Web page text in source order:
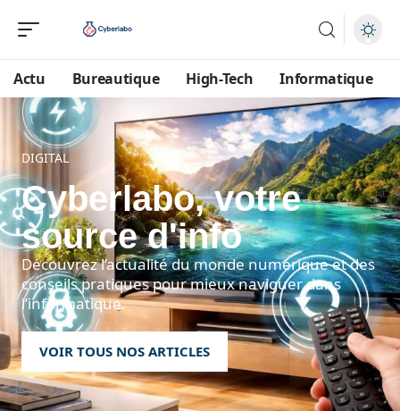
Actu Bureautique High-Tech Informatique
DIGITAL
Cyberlabo, votre
source d'info
Découvrez l’actualité du monde numérique et des
conseils pratiques pour mieux naviguer dans
l’informatique.
VOIR TOUS NOS ARTICLES